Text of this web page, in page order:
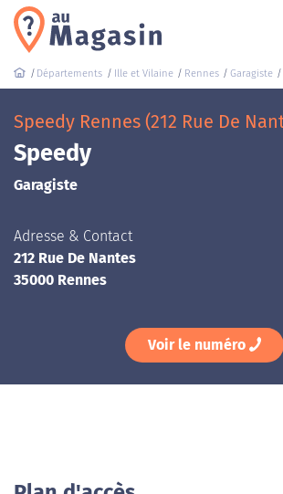
Départements Ille et Vilaine Rennes Garagiste
Speedy Rennes (212 Rue De
Speedy
Garagiste
Adresse & Contact
212 Rue De Nantes
35000 Rennes
Voir le numéro